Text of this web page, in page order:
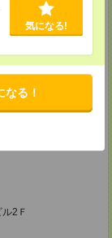
気になる!
なる！
ーノ大宮ノース
ディング11Ｆ
2Ｆ